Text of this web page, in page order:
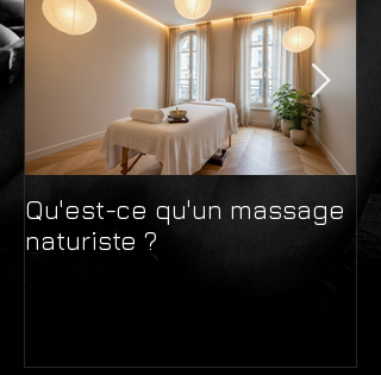
Qu'est-ce qu'un massage
naturiste ?